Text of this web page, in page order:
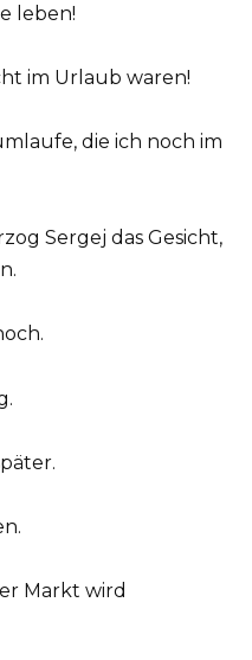
leben!
im Urlaub waren!
die ich noch im
Sergej das Gesicht,
Markt wird